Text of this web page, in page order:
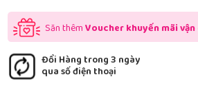
Săn thêmVoucher khuyến mãi
Đổi Hàng trong 3 ngày
qua số điện thoại